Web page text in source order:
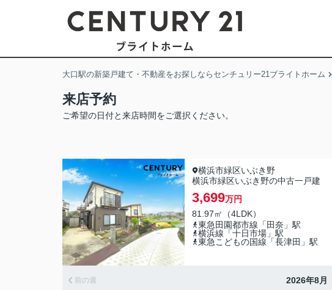
大口駅の新築戸建て・不動産をお探しならセンチュリー21ブライトホーム
来店予約
ご希望の日付と来店時間をご選択ください。
横浜市緑区いぶき野
横浜市緑区いぶき野の中古一戸建
3,699万円
81.97㎡（4LDK）
東急田園都市線「田奈」駅
横浜線「十日市場」駅
東急こどもの国線「長津田」駅
前の週 2026年8月